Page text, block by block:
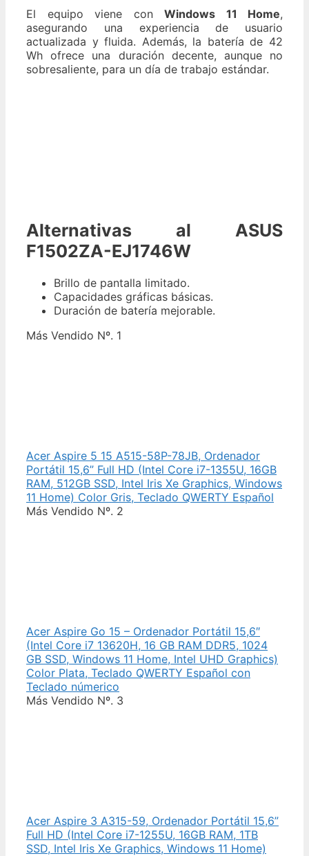
El equipo viene con Windows 11 Home,
asegurando una experiencia de usuario
actualizada y fluida. Además, la batería de 42
Wh ofrece una duración decente, aunque no
sobresaliente, para un día de trabajo estándar.
Alternativas al ASUS
F1502ZA-EJ1746W
Brillo de pantalla limitado.
Capacidades gráficas básicas.
Duración de batería mejorable.
Más Vendido Nº. 1
Acer Aspire 5 15 A515-58P-78JB, Ordenador
Portátil 15,6” Full HD (‎Intel Core i7-1355U, 16GB
RAM, 512GB SSD, Intel Iris Xe Graphics, Windows
11 Home) Color Gris, Teclado QWERTY Español
Más Vendido Nº. 2
Acer Aspire Go 15 – Ordenador Portátil 15,6″
(Intel Core i7 13620H, 16 GB RAM DDR5, 1024
GB SSD, Windows 11 Home, Intel UHD Graphics)
Color Plata, Teclado QWERTY Español con
Teclado númerico
Más Vendido Nº. 3
Acer Aspire 3 A315-59, Ordenador Portátil 15,6”
Full HD (Intel Core i7-1255U, 16GB RAM, 1TB
SSD, Intel Iris Xe Graphics, Windows 11 Home)